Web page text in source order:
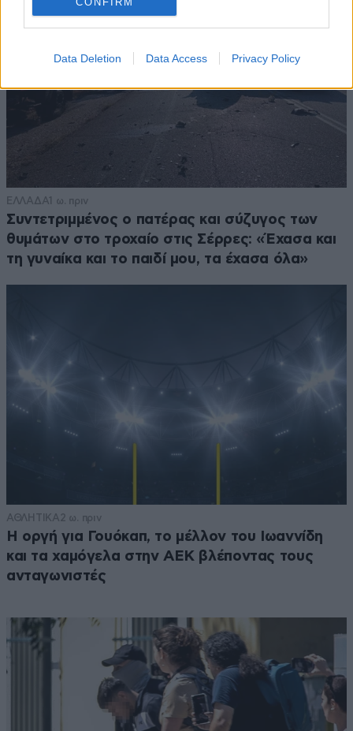
Data Deletion Data Access Privacy Policy
ΕΛΛΑΔΑ1 ω. πριν
Συντετριμμένος ο πατέρας και σύζυγος των
θυμάτων στο τροχαίο στις Σέρρες: «Έχασα και
τη γυναίκα και το παιδί μου, τα έχασα όλα»
ΑΘΛΗΤΙΚΑ 2 ω. πριν
Η οργή για Γουόκαπ, το μέλλον του Ιωαννίδη
και τα χαμόγελα στην ΑΕΚ βλέποντας τους
ανταγωνιστές